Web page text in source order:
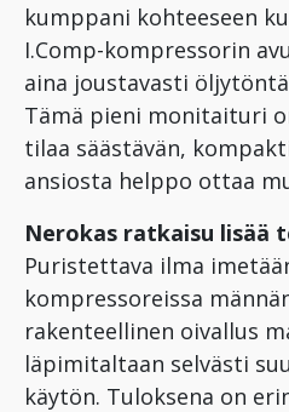
kumppani kohteeseen
I.Comp-kompressorin
aina joustavasti
Tämä pieni monitaituri
tilaa säästävän,
ansiosta helppo ottaa
Nerokas ratkaisu lisää
Puristettava ilma
kompressoreissa
rakenteellinen oivallus
läpimitaltaan selvästi
käytön. Tuloksena on